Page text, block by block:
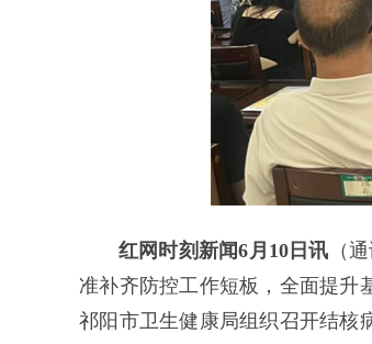
红网时刻新闻6月10日讯 （
准补齐防控工作短板，全面提升
祁阳市卫生健康局组织召开结核